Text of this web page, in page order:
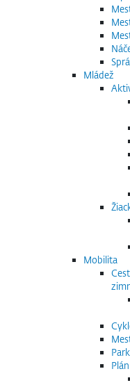
Mládež
Mobilita